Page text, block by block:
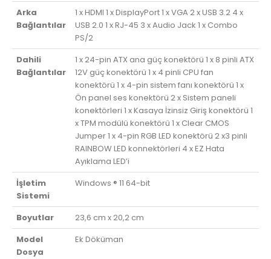
Arka
Bağlantılar
1 x HDMI 1 x DisplayPort 1 x VGA 2 x USB 3.2 4 x
USB 2.0 1 x RJ-45 3 x Audio Jack 1 x Combo
PS/2
Dahili
Bağlantılar
1 x 24-pin ATX ana güç konektörü 1 x 8 pinli ATX
12V güç konektörü 1 x 4 pinli CPU fan
konektörü 1 x 4-pin sistem fanı konektörü 1 x
Ön panel ses konektörü 2 x Sistem paneli
konektörleri 1 x Kasaya İzinsiz Giriş konektörü 1
x TPM modülü konektörü 1 x Clear CMOS
Jumper 1 x 4-pin RGB LED konektörü 2 x3 pinli
RAINBOW LED konnektörleri 4 x EZ Hata
Ayıklama LED’i
İşletim
Sistemi
Windows ® 11 64-bit
Boyutlar
23,6 cm x 20,2 cm
Model
Dosya
Ek Döküman